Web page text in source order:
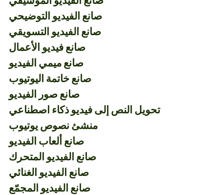
صانع الفيديو التوضيحي
صانع الفيديو التسويقي
صانع فيديو الأعمال
صانع ميمي الفيديو
صانع خاتمة اليوتيوب
صانع صور الفيديو
تحويل النص إلى فيديو ذكاء اصطناعي
منشئ نصوص يوتيوب
صانع ألعاب الفيديو
صانع الفيديو المتحرك
صانع الفيديو الغنائي
صانع الفيديو المجمّع